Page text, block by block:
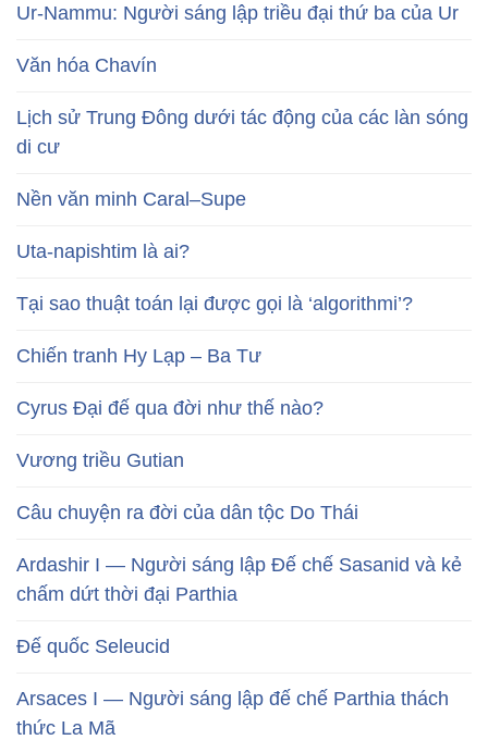
Ur-Nammu: Người sáng lập triều đại thứ ba của Ur
Văn hóa Chavín
Lịch sử Trung Đông dưới tác động của các làn sóng
di cư
Nền văn minh Caral–Supe
Uta-napishtim là ai?
Tại sao thuật toán lại được gọi là ‘algorithmi’?
Chiến tranh Hy Lạp – Ba Tư
Cyrus Đại đế qua đời như thế nào?
Vương triều Gutian
Câu chuyện ra đời của dân tộc Do Thái
Ardashir I — Người sáng lập Đế chế Sasanid và kẻ
chấm dứt thời đại Parthia
Đế quốc Seleucid
Arsaces I — Người sáng lập đế chế Parthia thách
thức La Mã